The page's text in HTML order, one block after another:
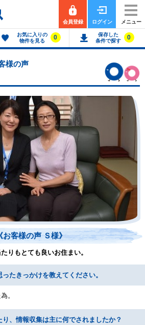
会員登録 ログイン メニュー
お気に入りの
物件を見る
0
保存した
条件で探す
0
様の声
お客様の声 Ｓ様》
もとても良いお住まい。
たきっかけを教えてください。
。
、情報収集は主に何でされましたか？